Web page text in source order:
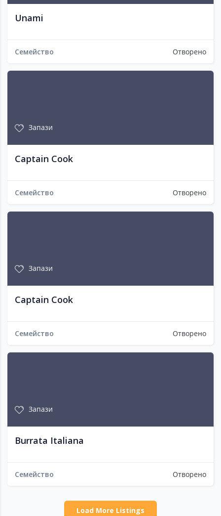
Unami
Семейство Отворено
Запази
Captain Cook
Семейство Отворено
Запази
Captain Cook
Семейство Отворено
Запази
Burrata Italiana
Семейство Отворено
Load More Listings